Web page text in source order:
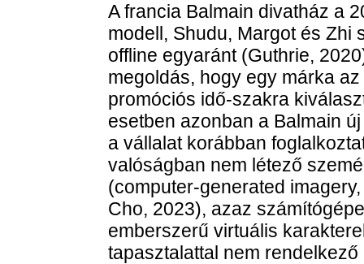
A francia Balmain divatház a
modell, Shudu, Margot és Zhi
offline egyaránt (Guthrie,
megoldás, hogy egy márka
promóciós idő-szakra
esetben azonban a Balmain
a vállalat korábban
valóságban nem létező
(computer-generated
Cho, 2023), azaz
emberszerű virtuális
tapasztalattal nem